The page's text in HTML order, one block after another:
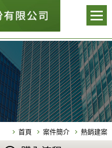
首頁 案件簡介 熱銷建案